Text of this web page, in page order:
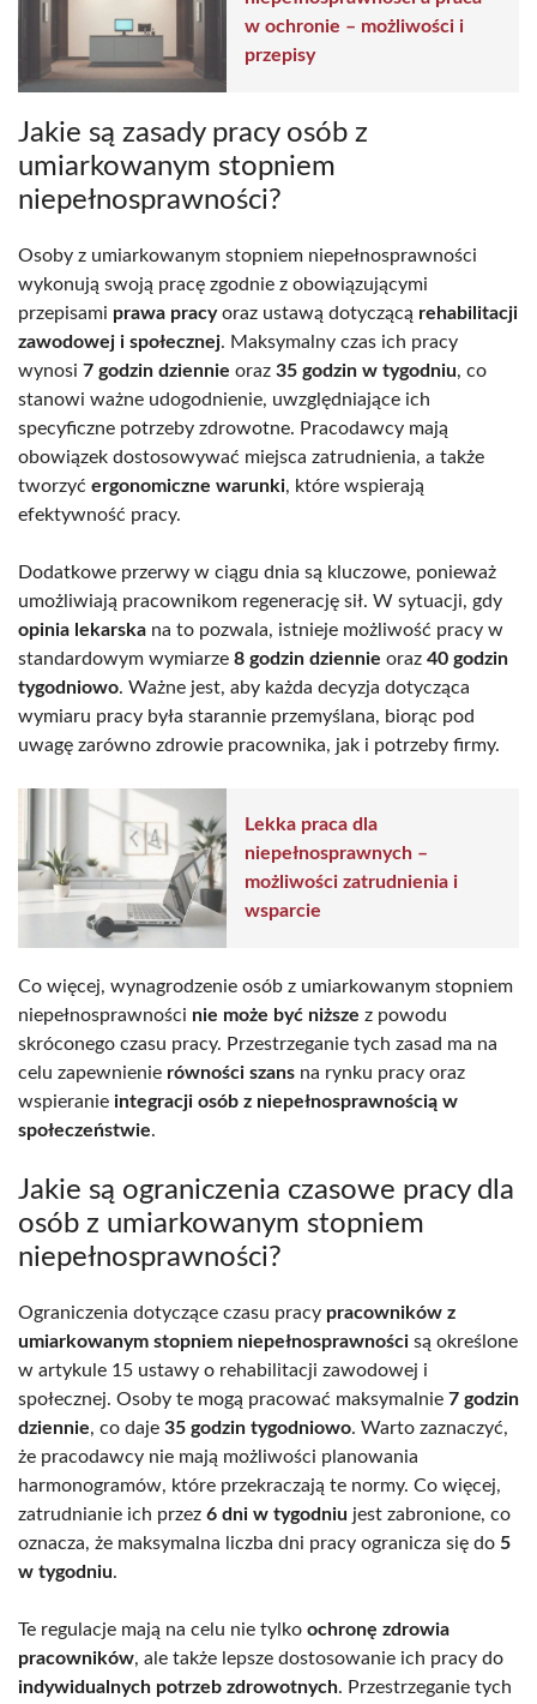
w ochronie – możliwości i
przepisy
Jakie są zasady pracy osób z
umiarkowanym stopniem
niepełnosprawności?
Osoby z umiarkowanym stopniem niepełnosprawności
wykonują swoją pracę zgodnie z obowiązującymi
przepisami prawa pracyoraz ustawą dotyczącą rehabilitacji
zawodowej i społecznej. Maksymalny czas ich pracy
wynosi 7 godzin dziennie oraz 35 godzin w tygodniu, co
stanowi ważne udogodnienie, uwzględniające ich
specyficzne potrzeby zdrowotne. Pracodawcy mają
obowiązek dostosowywać miejsca zatrudnienia, a także
tworzyć ergonomiczne warunki, które wspierają
efektywność pracy.
Dodatkowe przerwy w ciągu dnia są kluczowe, ponieważ
umożliwiają pracownikom regenerację sił. W sytuacji, gdy
opinia lekarska na to pozwala, istnieje możliwość pracy w
standardowym wymiarze 8 godzin dziennie oraz 40 godzin
tygodniowo. Ważne jest, aby każda decyzja dotycząca
wymiaru pracy była starannie przemyślana, biorąc pod
uwagę zarówno zdrowie pracownika, jak i potrzeby firmy.
Lekka praca dla
niepełnosprawnych –
możliwości zatrudnienia i
wsparcie
Co więcej, wynagrodzenie osób z umiarkowanym stopniem
niepełnosprawności nie może być niższe z powodu
skróconego czasu pracy. Przestrzeganie tych zasad ma na
celu zapewnienie równości szans na rynku pracy oraz
wspieranie integracji osób z niepełnosprawnością w
społeczeństwie.
Jakie są ograniczenia czasowe pracy dla
osób z umiarkowanym stopniem
niepełnosprawności?
Ograniczenia dotyczące czasu pracy pracowników z
umiarkowanym stopniem niepełnosprawności są określone
w artykule 15 ustawy o rehabilitacji zawodowej i
społecznej. Osoby te mogą pracować maksymalnie 7 godzin
dziennie, co daje 35 godzin tygodniowo. Warto zaznaczyć,
że pracodawcy nie mają możliwości planowania
harmonogramów, które przekraczają te normy. Co więcej,
zatrudnianie ich przez 6 dni w tygodniu jest zabronione, co
oznacza, że maksymalna liczba dni pracy ogranicza się do 5
w tygodniu.
Te regulacje mają na celu nie tylko ochronę zdrowia
pracowników, ale także lepsze dostosowanie ich pracy do
indywidualnych potrzeb zdrowotnych. Przestrzeganie tych